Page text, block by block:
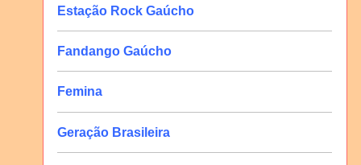
Estação Rock Gaúcho
Fandango Gaúcho
Femina
Geração Brasileira